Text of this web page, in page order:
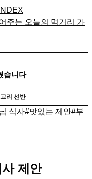
주는 오늘의 먹거리 가
습니다
리 선반
식사#맛있는 제안#부
제안